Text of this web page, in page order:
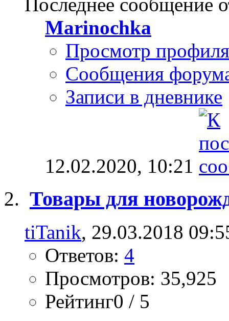
Marinochka
Просмотр профиля
Сообщения
Записи в дневнике
12.02.2020, 10:21
Товары для
tiTanik, 29.03.2018
Ответов: 4
Просмотров: 35,925
Рейтинг0 / 5